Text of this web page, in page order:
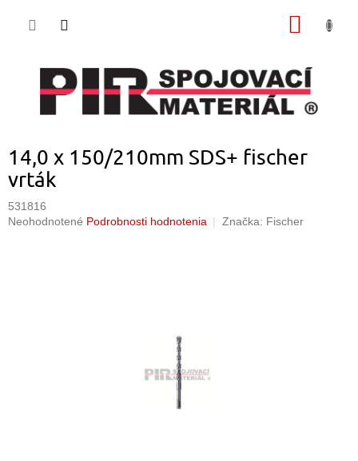
14,0 x 150/210mm SDS+ fischer
vrták
531816
Priemerné
Neohodnotené Podrobnosti hodnotenia Značka: Fischer